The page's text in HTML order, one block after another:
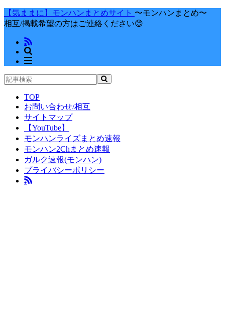
【気ままに】モンハンまとめサイト 〜モンハンまとめ〜
相互/掲載希望の方はご連絡ください😊
TOP
お問い合わせ/相互
サイトマップ
【YouTube】
モンハンライズまとめ速報
モンハン2Chまとめ速報
ガルク速報(モンハン)
プライバシーポリシー